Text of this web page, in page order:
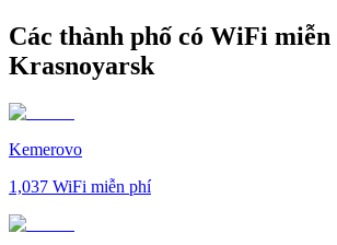
Các thành phố có WiFi miễn
Krasnoyarsk
Kemerovo
1,037 WiFi miễn phí